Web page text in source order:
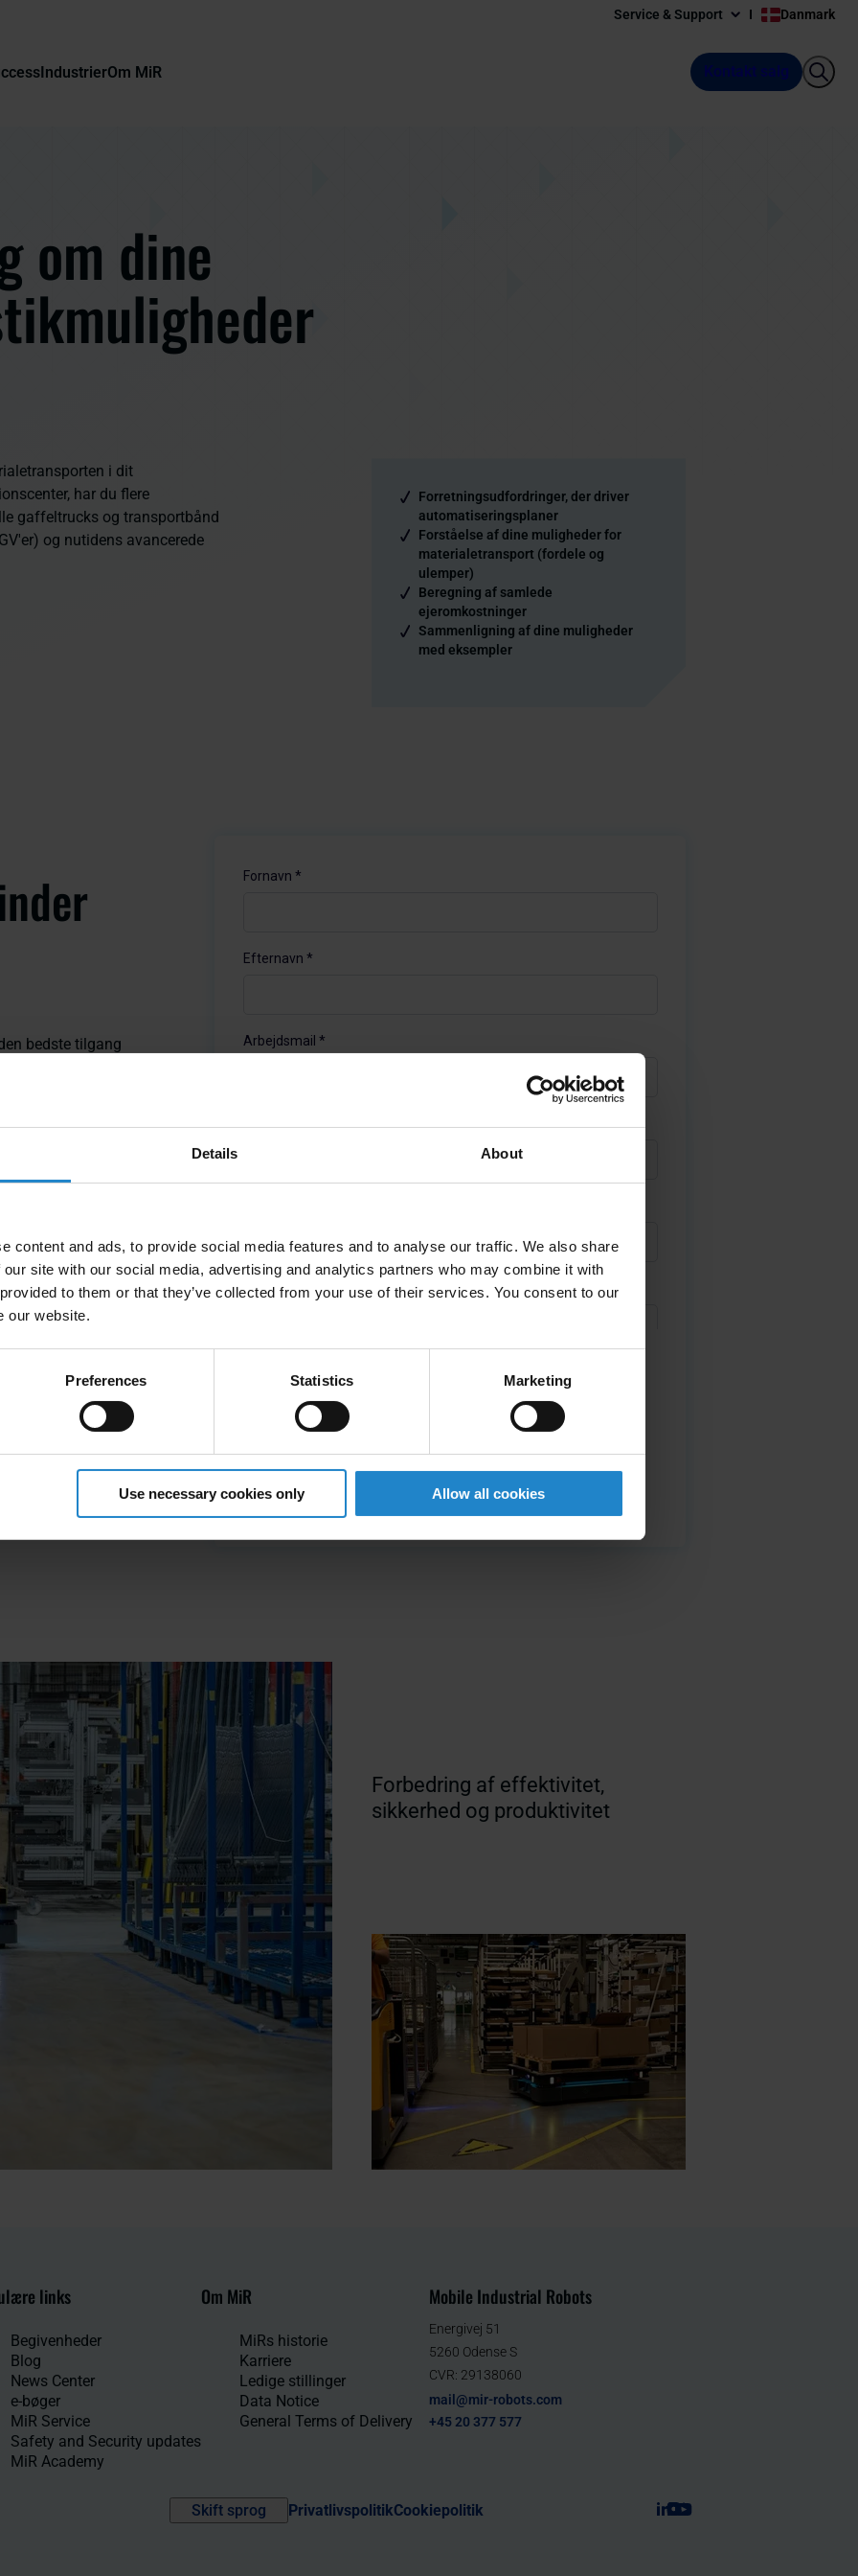
Details About
content and ads, to provide social media features and to analyse our traffic. We also share
site with our social media, advertising and analytics partners who may combine it with
to them or that they’ve collected from your use of their services. You consent to our
our website.
Preferences Statistics Marketing
Use necessary cookies only Allow all cookies
Service & Support Danmark
IndustrierOm MiR Kontakt salg
om dine
i dit
har du flere
gaffeltrucks og transportbånd
og nutidens avancerede
Forretningsudfordringer, der driver
automatiseringsplaner
Forståelse af dine muligheder for
materialetransport (fordele og
ulemper)
Beregning af samlede
ejeromkostninger
Sammenligning af dine muligheder
med eksempler
bedste tilgang
gennem
muligheder for at
med dine
(TCO): Forstå
for at se
dig i specifikke
AMR-integration.
kører som en
i alle led.
øgede
øjeblikkeligt til
- det er den
Forbedring af effektivitet,
sikkerhed og produktivitet
links
Begivenheder
Blog
News Center
e-bøger
MiR Service
Safety and Security updates
MiR Academy
Om MiR
MiRs historie
Karriere
Ledige stillinger
Data Notice
General Terms of Delivery
Mobile Industrial Robots
Energivej 51
5260 Odense S
CVR: 29138060
mail@mir-robots.com
+45 20 377 577
Skift sprog PrivatlivspolitikCookiepolitik